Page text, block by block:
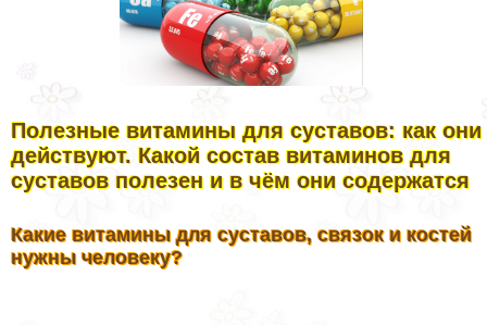
Полезные витамины для суставов: как они
действуют. Какой состав витаминов для
суставов полезен и в чём они содержатся
Какие витамины для суставов, связок и костей
нужны человеку?